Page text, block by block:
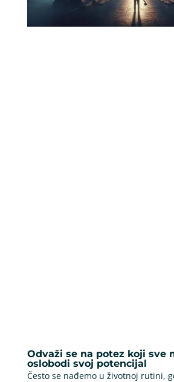
Odvaži se na potez koji sve
oslobodi svoj potencijal
Često se nađemo u životnoj rutini,